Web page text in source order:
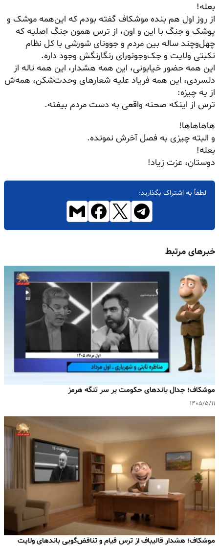
بعله!
از روز اول هم بنده موشکاف گفته بودم که این‌همه موشک و
پوشک و جنگ با این و اون، از ترس همون جنگ اصلیه که
چهل‌وچند ساله بین مردم و جوونای شورشی با کل نظام
نکبتی ولایت و جک‌وجونورای رنگارنگش وجود داره.
این همه حضور خیابونی، این همه هشدار، این همه ناله از
دلسردی، این همه فریاد علیه شعارهای وحدت‌شکن، همه‌ش
از یه چیزه:
ترس از اینکه صحنه واقعی به دست مردم بیفته.
هاهاهاها!
و البته چیزی به فصل آخرش نمونده.
بعله!
دوستان، عزت زیاد!
لطفاً به اشتراک بگذارید:
خبرهای مرتبط
موشکاف؛ جدال باندهای حکومت بر سر تنگه هرمز
۱۴۰۵/۵/۱۱
موشکاف؛ هشدار قالیباف از ترس قیام و تناقض‌گویی باندهای ولایت